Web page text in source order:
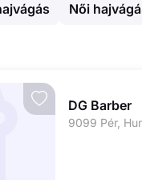
Női
DG Barber
9099 Pér,